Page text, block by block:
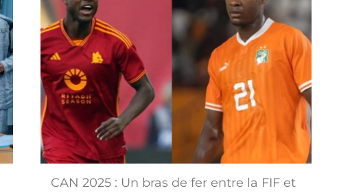
CAN 2025 : Un bras de fer entre la FIF et